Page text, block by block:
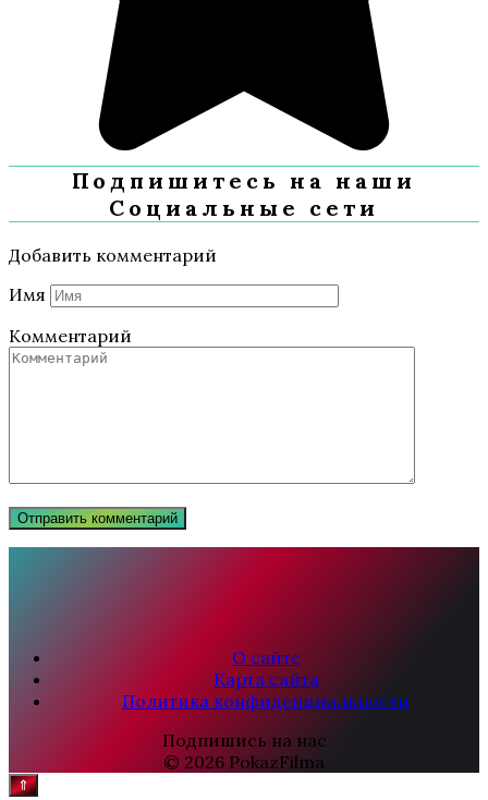
Подпишитесь на наши
Социальные сети
Добавить комментарий
Имя
Комментарий
О сайте
Карта сайта
Политика конфиденциальности
Подпишись на нас
© 2026 PokazFilma